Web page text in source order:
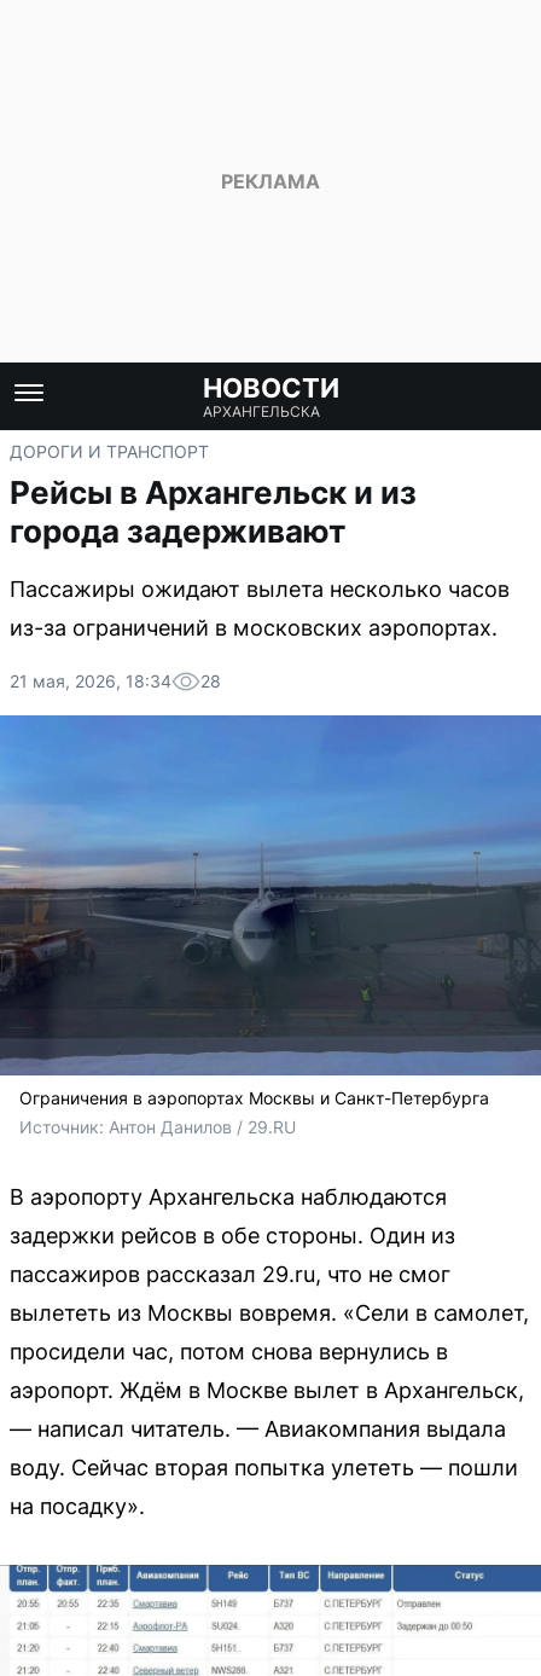
НОВОСТИ
АРХАНГЕЛЬСКА
ДОРОГИ И ТРАНСПОРТ
Рейсы в Архангельск и из
города задерживают
Пассажиры ожидают вылета несколько часов
из-за ограничений в московских аэропортах.
21 мая, 2026, 18:34 28
Ограничения в аэропортах Москвы и Санкт-Петербурга
Источник: Антон Данилов / 29.RU
В аэропорту Архангельска наблюдаются
задержки рейсов в обе стороны. Один из
пассажиров рассказал 29.ru, что не смог
вылететь из Москвы вовремя. «Сели в самолет,
просидели час, потом снова вернулись в
аэропорт. Ждём в Москве вылет в Архангельск,
— написал читатель. — Авиакомпания выдала
воду. Сейчас вторая попытка улететь — пошли
на посадку».